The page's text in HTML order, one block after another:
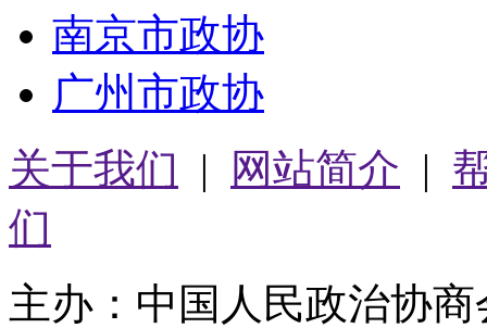
南京市政协
广州市政协
关于我们 | 网站简介 |
们
主办：中国人民政治协